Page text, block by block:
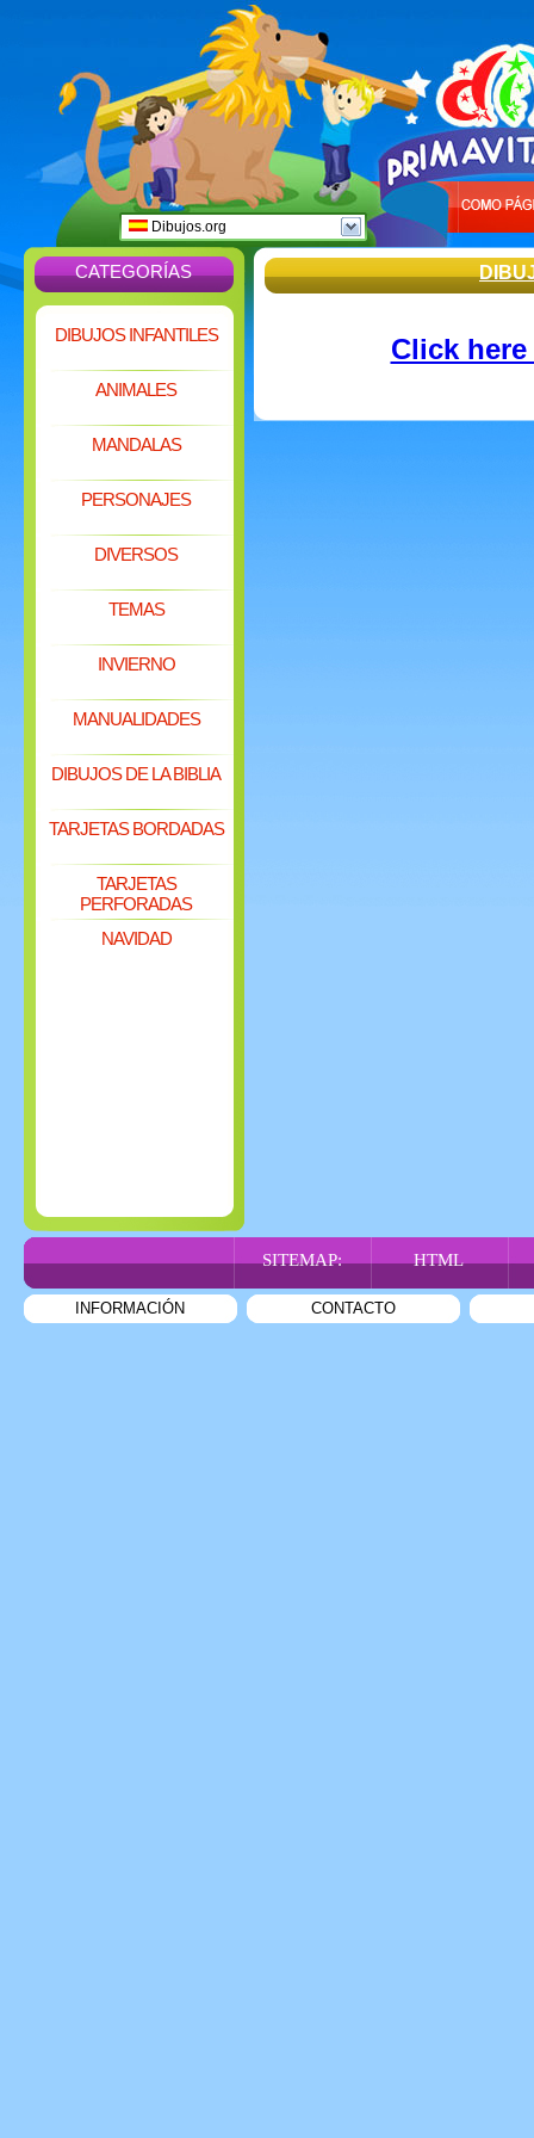
Dibujos.org
CATEGORÍAS
DIBUJOS INFANTILES
ANIMALES
MANDALAS
PERSONAJES
DIVERSOS
TEMAS
INVIERNO
MANUALIDADES
DIBUJOS DE LA BIBLIA
TARJETAS BORDADAS
TARJETAS
PERFORADAS
NAVIDAD
Click
SITEMAP: HTML
INFORMACIÓN CONTACTO